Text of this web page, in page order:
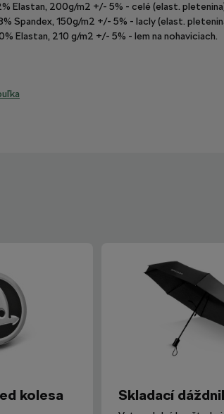
Elastan, 200g/m2 +/- 5% - celé (elast.
Spandex, 150g/m2 +/- 5% - lacly (elast.
Elastan, 210 g/m2 +/- 5% - lem na nohaviciach.
kolesa Skladací